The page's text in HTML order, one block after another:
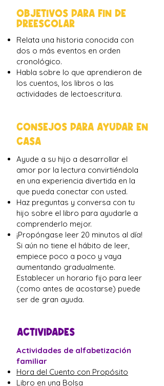
OBJETIVOS PARA FIN DE
PREESCOLAR
Relata una historia conocida con
dos o más eventos en orden
cronológico.
Habla sobre lo que aprendieron de
los cuentos, los libros o las
actividades de lectoescritura.
CONSEJOS PARA AYUDAR EN
CASA
Ayude a su hijo a desarrollar el
amor por la lectura convirtiéndola
en una experiencia divertida en la
que pueda conectar con usted.
Haz preguntas y conversa con tu
hijo sobre el libro para ayudarle a
comprenderlo mejor.
¡Propóngase leer 20 minutos al día!
Si aún no tiene el hábito de leer,
empiece poco a poco y vaya
aumentando gradualmente.
Establecer un horario fijo para leer
(como antes de acostarse) puede
ser de gran ayuda.
ACTIVIDADES
Actividades de alfabetización
familiar
Hora del Cuento con Propósito
Libro en una Bolsa